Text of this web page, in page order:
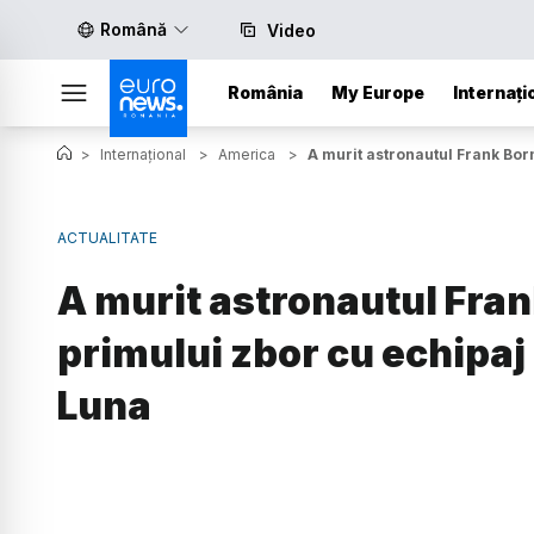
Română Video
România My Europe
> Internațional > America > A murit astronautul Frank
ACTUALITATE
A murit astronautul
primului zbor cu
Luna